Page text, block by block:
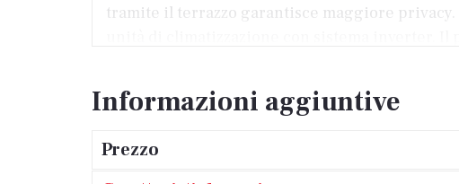
tramite il terrazzo garantisce maggiore
unità di climatizzazione con sistema inverter.
L'appartamento viene venduto completamente
terrazzo spazioso, è ideale per una vita
Informazioni aggiuntive
Prezzo